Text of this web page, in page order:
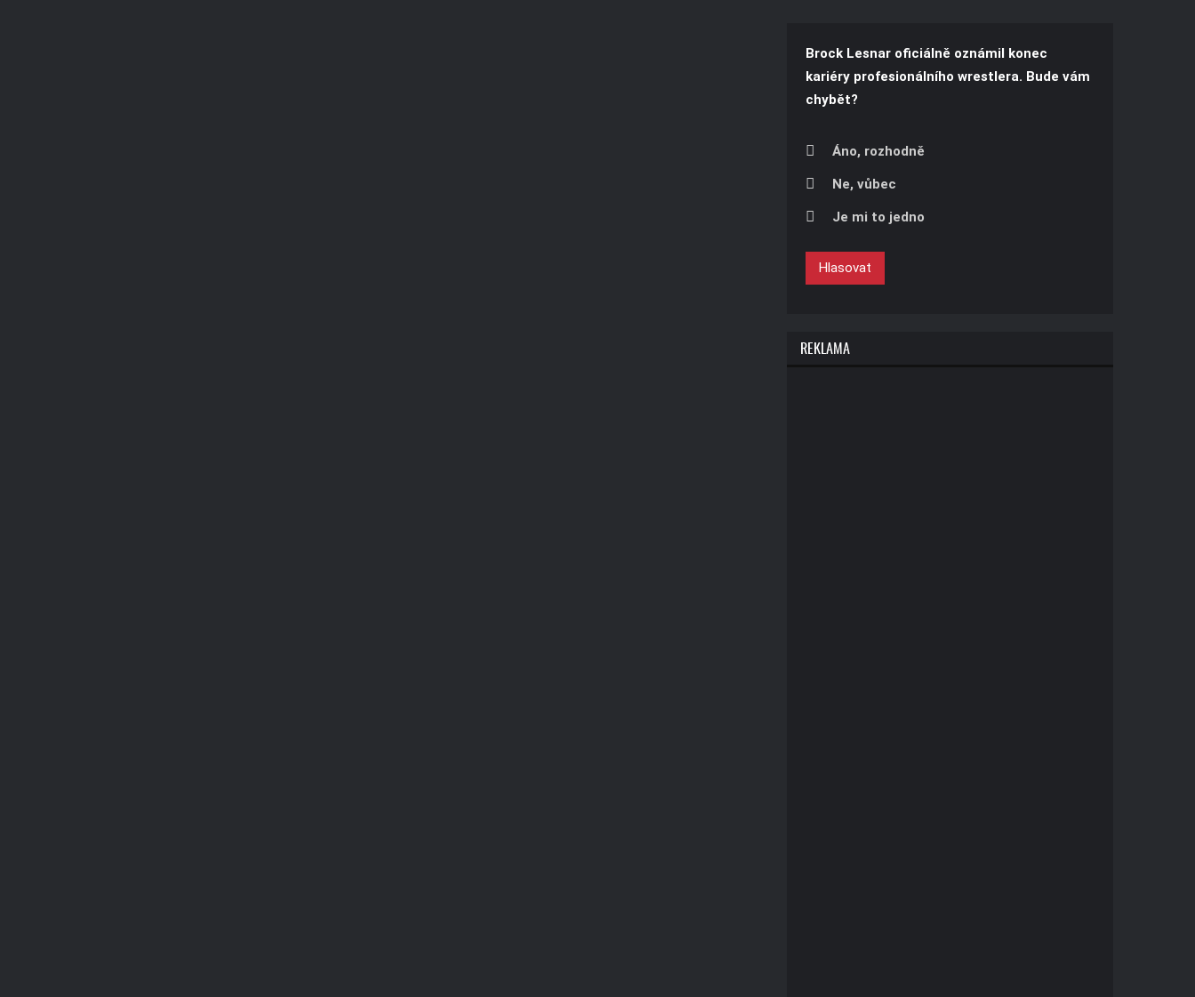
Brock Lesnar oficiálně oznámil konec
kariéry profesionálního wrestlera. Bude vám
chybět?
Áno, rozhodně
Ne, vůbec
Je mi to jedno
Hlasovat
REKLAMA